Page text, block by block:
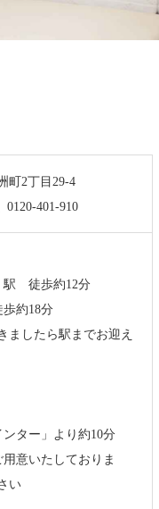
町2丁目29-4
0120-401-910
駅 徒歩約12分
約18分
ましたら駅までお迎え
ター」より約10分
意いたしておりま
い